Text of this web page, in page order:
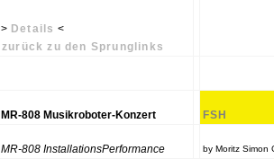
> Details <
zurück zu den Sprunglinks
MR-808 Musikroboter-Konzert
FSH
MR-808 InstallationsPerformance
by Moritz Simon